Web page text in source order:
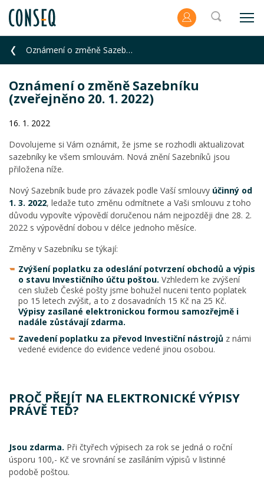
Oznámení o změně Sazebníku (zveřejněno 20. 1. 2022)
Oznámení o změně Sazebníku
(zveřejněno 20. 1. 2022)
16. 1. 2022
Dovolujeme si Vám oznámit, že jsme se rozhodli aktualizovat
sazebníky ke všem smlouvám. Nová znění Sazebníků jsou
přiložena níže.
Nový Sazebník bude pro závazek podle Vaší smlouvy účinný od
1. 3. 2022, ledaže tuto změnu odmítnete a Vaši smlouvu z toho
důvodu vypovíte výpovědí doručenou nám nejpozději dne 28. 2.
2022 s výpovědní dobou v délce jednoho měsíce.
Změny v Sazebníku se týkají:
Zvýšení poplatku za odeslání potvrzení obchodů a výpis
o stavu Investičního účtu poštou. Vzhledem ke zvýšení
cen služeb České pošty jsme bohužel nuceni tento poplatek
po 15 letech zvýšit, a to z dosavadních 15 Kč na 25 Kč.
Výpisy zasílané elektronickou formou samozřejmě i
nadále zůstávají zdarma.
Zavedení poplatku za převod Investiční nástrojů z námi
vedené evidence do evidence vedené jinou osobou.
PROČ PŘEJÍT NA ELEKTRONICKÉ VÝPISY
PRÁVĚ TEĎ?
Jsou zdarma. Při čtyřech výpisech za rok se jedná o roční
úsporu 100,- Kč ve srovnání se zasíláním výpisů v listinné
podobě poštou.